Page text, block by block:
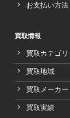
お支払い方法
買取情報
買取カテゴリ
買取地域
買取メーカー
買取実績